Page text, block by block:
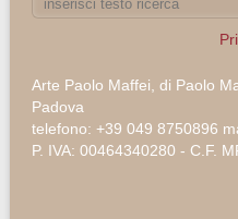
Arte Paolo Maffei, di Paolo
Padova
telefono: +39 049 8750896
P. IVA: 00464340280 - C.F.